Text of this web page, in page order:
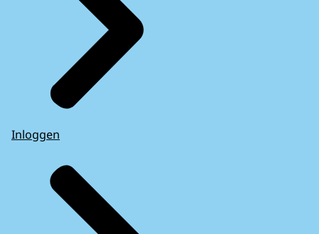
Inloggen